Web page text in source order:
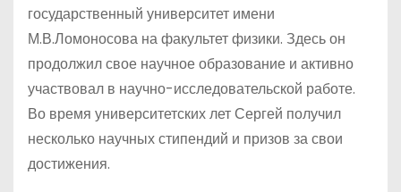
государственный университет имени
М.В.Ломоносова на факультет физики. Здесь он
продолжил свое научное образование и активно
участвовал в научно-исследовательской работе.
Во время университетских лет Сергей получил
несколько научных стипендий и призов за свои
достижения.